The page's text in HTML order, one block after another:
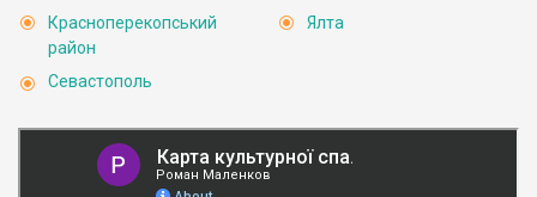
Красноперекопський
район
Севастополь
Ялта